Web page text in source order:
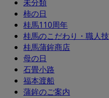
未分類
柿の日
桂馬110周年
桂馬のこだわり・職人技
桂馬蒲鉾商店
母の日
石畳小路
福本渡船
蒲鉾のご案内